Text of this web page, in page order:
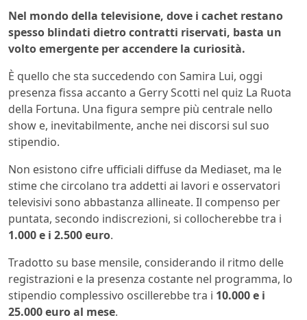
Nel mondo della televisione, dove i cachet restano
spesso blindati dietro contratti riservati, basta un
volto emergente per accendere la curiosità.
È quello che sta succedendo con Samira Lui, oggi
presenza fissa accanto a Gerry Scotti nel quiz La Ruota
della Fortuna. Una figura sempre più centrale nello
show e, inevitabilmente, anche nei discorsi sul suo
stipendio.
Non esistono cifre ufficiali diffuse da Mediaset, ma le
stime che circolano tra addetti ai lavori e osservatori
televisivi sono abbastanza allineate. Il compenso per
puntata, secondo indiscrezioni, si collocherebbe tra i
1.000 e i 2.500 euro.
Tradotto su base mensile, considerando il ritmo delle
registrazioni e la presenza costante nel programma, lo
stipendio complessivo oscillerebbe tra i 10.000 e i
25.000 euro al mese.